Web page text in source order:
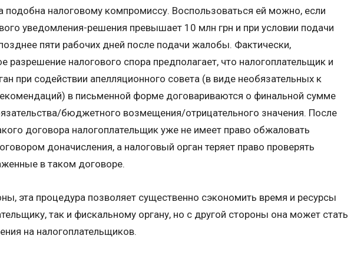
подобна налоговому компромиссу. Воспользоваться ей можно, если
уведомления-решения превышает 10 млн грн и при условии подачи
пяти рабочих дней после подачи жалобы. Фактически,
разрешение налогового спора предполагает, что налогоплательщик и
при содействии апелляционного совета (в виде необязательных к
в письменной форме договариваются о финальной сумме
бюджетного возмещения/отрицательного значения. После
договора налогоплательщик уже не имеет право обжаловать
доначисления, а налоговый орган теряет право проверять
в таком договоре.
эта процедура позволяет существенно сэкономить время и ресурсы
так и фискальному органу, но с другой стороны она может стать
на налогоплательщиков.